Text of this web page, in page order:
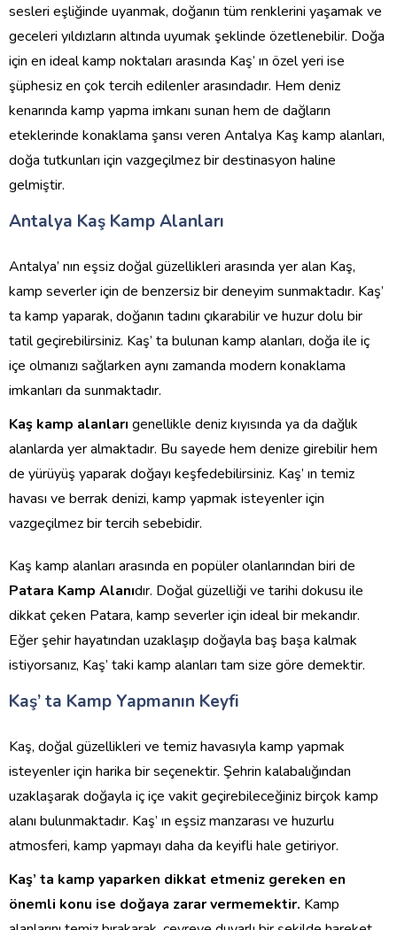
sesleri eşliğinde uyanmak, doğanın tüm renklerini yaşamak ve
geceleri yıldızların altında uyumak şeklinde özetlenebilir. Doğa
için en ideal kamp noktaları arasında Kaş’ ın özel yeri ise
şüphesiz en çok tercih edilenler arasındadır. Hem deniz
kenarında kamp yapma imkanı sunan hem de dağların
eteklerinde konaklama şansı veren Antalya Kaş kamp alanları,
doğa tutkunları için vazgeçilmez bir destinasyon haline
gelmiştir.
Antalya Kaş Kamp Alanları
Antalya’ nın eşsiz doğal güzellikleri arasında yer alan Kaş,
kamp severler için de benzersiz bir deneyim sunmaktadır. Kaş’
ta kamp yaparak, doğanın tadını çıkarabilir ve huzur dolu bir
tatil geçirebilirsiniz. Kaş’ ta bulunan kamp alanları, doğa ile iç
içe olmanızı sağlarken aynı zamanda modern konaklama
imkanları da sunmaktadır.
Kaş kamp alanları genellikle deniz kıyısında ya da dağlık
alanlarda yer almaktadır. Bu sayede hem denize girebilir hem
de yürüyüş yaparak doğayı keşfedebilirsiniz. Kaş’ ın temiz
havası ve berrak denizi, kamp yapmak isteyenler için
vazgeçilmez bir tercih sebebidir.
Kaş kamp alanları arasında en popüler olanlarından biri de
Patara Kamp Alanıdır. Doğal güzelliği ve tarihi dokusu ile
dikkat çeken Patara, kamp severler için ideal bir mekandır.
Eğer şehir hayatından uzaklaşıp doğayla baş başa kalmak
istiyorsanız, Kaş’ taki kamp alanları tam size göre demektir.
Kaş’ ta Kamp Yapmanın Keyfi
Kaş, doğal güzellikleri ve temiz havasıyla kamp yapmak
isteyenler için harika bir seçenektir. Şehrin kalabalığından
uzaklaşarak doğayla iç içe vakit geçirebileceğiniz birçok kamp
alanı bulunmaktadır. Kaş’ ın eşsiz manzarası ve huzurlu
atmosferi, kamp yapmayı daha da keyifli hale getiriyor.
Kaş’ ta kamp yaparken dikkat etmeniz gereken en
önemli konu ise doğaya zarar vermemektir. Kamp